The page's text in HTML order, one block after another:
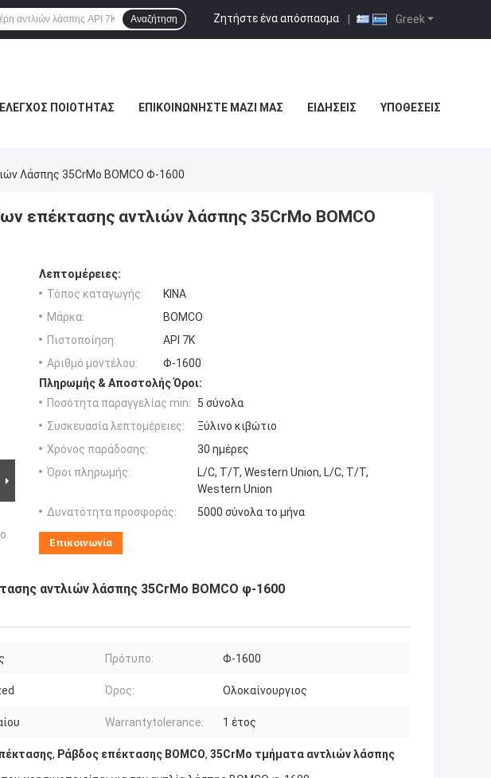
Greek
Ζητήστε ένα απόσπασμα |
Αναζήτηση
ΈΛΕΓΧΟΣ ΠΟΙΌΤΗΤΑΣ ΕΠΙΚΟΙΝΩΝΉΣΤΕ ΜΑΖΊ ΜΑΣ ΕΙΔΉΣΕΙΣ ΥΠΟΘΈΣΕΙΣ
Λάσπης 35CrMo BOMCO Φ-1600
επέκτασης αντλιών λάσπης 35CrMo BOMCO
Λεπτομέρειες:
Τόπος καταγωγής:
ΚΙΝΑ
Μάρκα:
BOMCO
Πιστοποίηση:
API 7K
Αριθμό μοντέλου:
Φ-1600
Πληρωμής & Αποστολής Όροι:
Ποσότητα παραγγελίας min:
5 σύνολα
Συσκευασία λεπτομέρειες:
Ξύλινο κιβώτιο
Χρόνος παράδοσης:
30 ημέρες
Όροι πληρωμής:
L/C, T/T, Western Union, L/C, T/T,
Western Union
Δυνατότητα προσφοράς:
5000 σύνολα το μήνα
Επικοινωνία
αντλιών λάσπης 35CrMo BOMCO φ-1600
Πρότυπο: Φ-1600
Όρος: Ολοκαίνουργιος
Warrantytolerance: 1 έτος
, Ράβδος επέκτασης BOMCO, 35CrMo τμήματα αντλιών λάσπης